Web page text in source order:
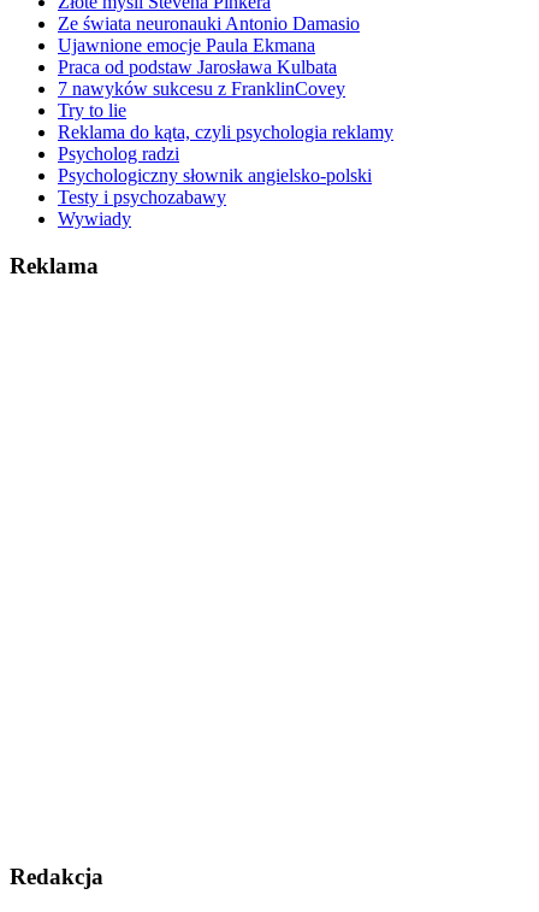
Ze świata neuronauki Antonio Damasio
Ujawnione emocje Paula Ekmana
Praca od podstaw Jarosława Kulbata
7 nawyków sukcesu z FranklinCovey
Try to lie
Reklama do kąta, czyli psychologia reklamy
Psycholog radzi
Psychologiczny słownik angielsko-polski
Testy i psychozabawy
Wywiady
Reklama
Redakcja